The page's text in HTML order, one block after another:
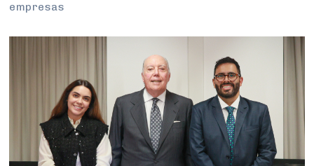
empresas